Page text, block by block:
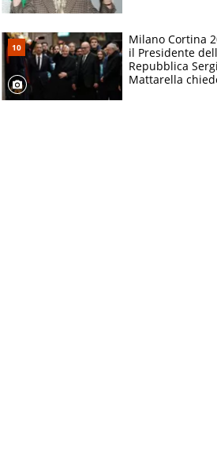
Milano Cortina
il Presidente
Repubblica
Mattarella